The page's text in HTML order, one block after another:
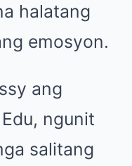
halatang
emosyon.
ang
ngunit
salitang